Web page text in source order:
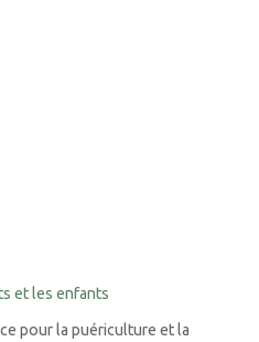
et les enfants
pour la puériculture et la